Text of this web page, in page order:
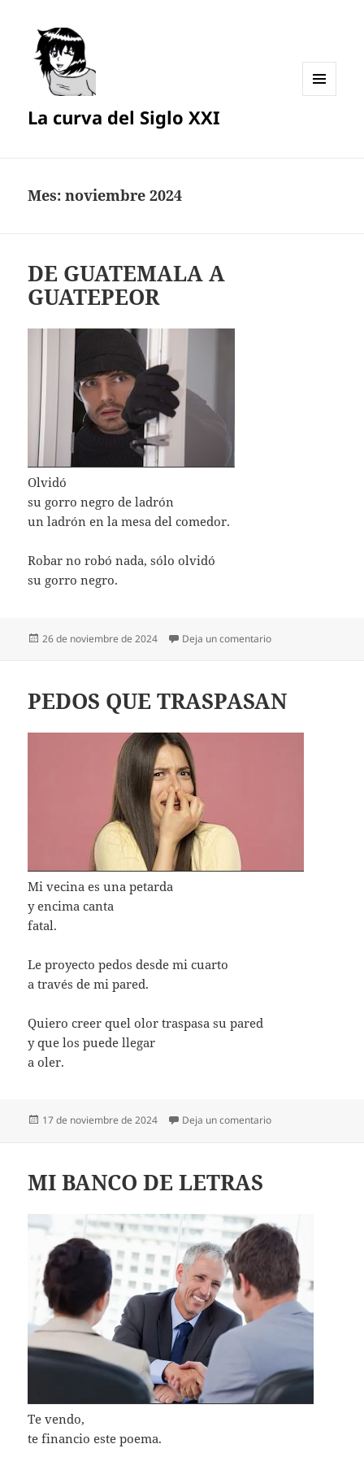
La curva del Siglo XXI
Mes:noviembre 2024
DE GUATEMALA A
GUATEPEOR
Olvidó
su gorro negro de ladrón
un ladrón en la mesa del comedor.
Robar no robó nada, sólo olvidó
su gorro negro.
Publicado
26 de noviembre de 2024 Deja un comentarioen DE GUATEMALA
PEDOS QUE TRASPASAN
Mi vecina es una petarda
y encima canta
fatal.
Le proyecto pedos desde mi cuarto
a través de mi pared.
Quiero creer quel olor traspasa su pared
y que los puede llegar
a oler.
Publicado
17 de noviembre de 2024 Deja un comentarioen PEDOS QUE
MI BANCO DE LETRAS
Te vendo,
te financio este poema.